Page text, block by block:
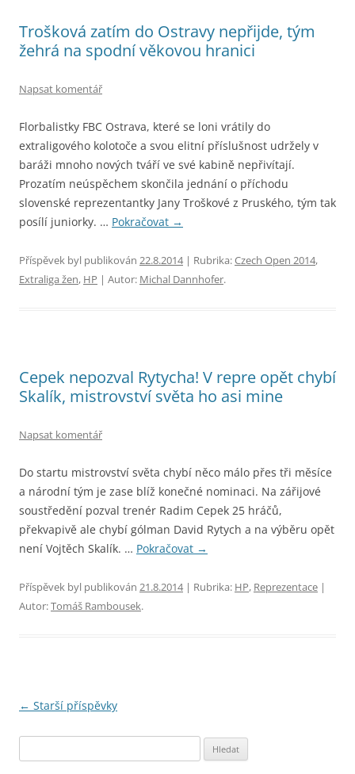
Trošková zatím do Ostravy nepřijde, tým
žehrá na spodní věkovou hranici
Napsat komentář
Florbalistky FBC Ostrava, které se loni vrátily do
extraligového kolotoče a svou elitní příslušnost udržely v
baráži mnoho nových tváří ve své kabině nepřivítají.
Prozatím neúspěchem skončila jednání o příchodu
slovenské reprezentantky Jany Troškové z Pruského, tým tak
posílí juniorky. … Pokračovat →
Příspěvek byl publikován 22.8.2014| Rubrika:Czech Open 2014,
Extraliga žen, HP | Autor: Michal Dannhofer.
Cepek nepozval Rytycha! V repre opět chybí
Skalík, mistrovství světa ho asi mine
Napsat komentář
Do startu mistrovství světa chybí něco málo přes tři měsíce
a národní tým je zase blíž konečné nominaci. Na zářijové
soustředění pozval trenér Radim Cepek 25 hráčů,
překvapivě ale chybí gólman David Rytych a na výběru opět
není Vojtěch Skalík. … Pokračovat →
Příspěvek byl publikován 21.8.2014| Rubrika: HP, Reprezentace |
Autor:Tomáš Rambousek.
Navigace
← Starší příspěvky